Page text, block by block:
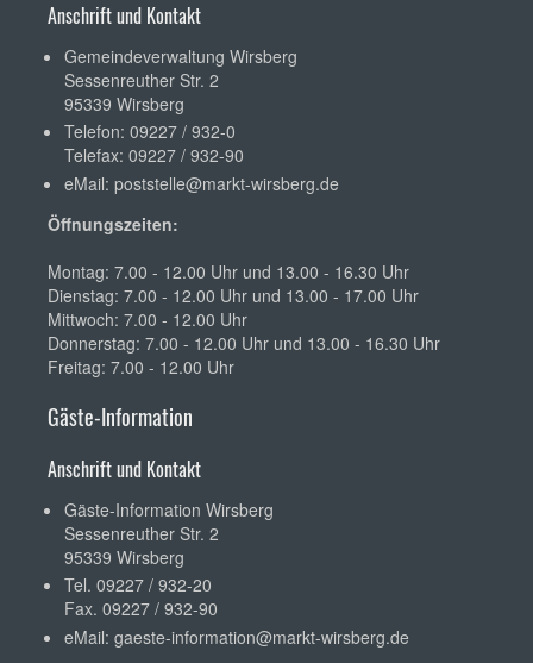
Anschrift und Kontakt
Gemeindeverwaltung Wirsberg
Sessenreuther Str. 2
95339 Wirsberg
Telefon: 09227 / 932-0
Telefax: 09227 / 932-90
eMail: poststelle@markt-wirsberg.de
Öffnungszeiten:
Montag: 7.00 - 12.00 Uhr und 13.00 - 16.30 Uhr
Dienstag: 7.00 - 12.00 Uhr und 13.00 - 17.00 Uhr
Mittwoch: 7.00 - 12.00 Uhr
Donnerstag: 7.00 - 12.00 Uhr und 13.00 - 16.30 Uhr
Freitag: 7.00 - 12.00 Uhr
Gäste-Information
Anschrift und Kontakt
Gäste-Information Wirsberg
Sessenreuther Str. 2
95339 Wirsberg
Tel. 09227 / 932-20
Fax. 09227 / 932-90
eMail: gaeste-information@markt-wirsberg.de